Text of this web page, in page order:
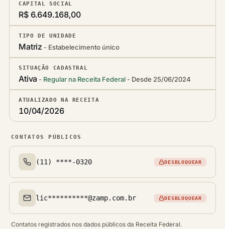
CAPITAL SOCIAL
R$ 6.649.168,00
TIPO DE UNIDADE
Matriz Estabelecimento único
SITUAÇÃO CADASTRAL
Ativa Regular na Receita Federal Desde 25/06/2024
ATUALIZADO NA RECEITA
10/04/2026
CONTATOS PÚBLICOS
Telefone(s)
(11) ****-0320 DESBLOQUEAR
Email(s)
lic**********@zamp.com.br DESBLOQUEAR
Contatos registrados nos dados públicos da Receita Federal.